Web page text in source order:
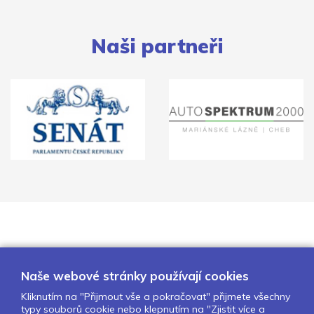
Naši partneři
Naše webové stránky používají cookies
Kliknutím na "Přijmout vše a pokračovat" přijmete všechny
typy souborů cookie nebo klepnutím na "Zjistit více a